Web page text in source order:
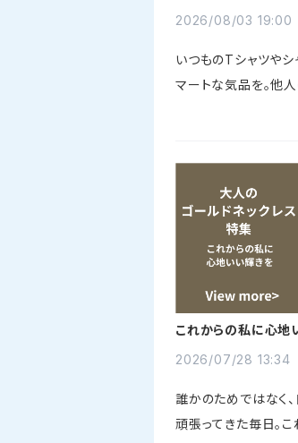
2026/08/03 19:00
いつものTシャツやシ
マートな気品を。他
軸」で心地よく生き
「自分の軸」で選ぶ、
これからの私に心地
2026/07/28 13:34
誰かのためではなく
頑張ってきた毎日。こ